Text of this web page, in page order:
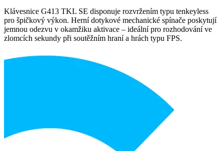
Klávesnice G413 TKL SE disponuje rozvržením typu tenkeyless
pro špičkový výkon. Herní dotykové mechanické spínače poskytují
jemnou odezvu v okamžiku aktivace – ideální pro rozhodování ve
zlomcích sekundy při soutěžním hraní a hrách typu FPS.